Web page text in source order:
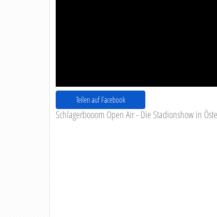
Teilen auf Facebook
Schlagerbooom Open Air - Die Stadionshow in